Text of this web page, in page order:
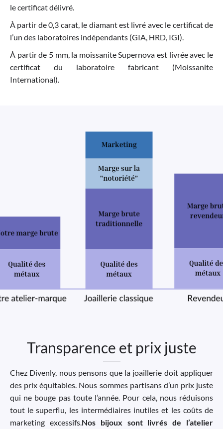
le certificat délivré.
À partir de 0,3 carat, le diamant est livré avec le certificat de
l’un des laboratoires indépendants (GIA, HRD, IGI).
À partir de 5 mm, la moissanite Supernova est livrée avec le
certificat du laboratoire fabricant (Moissanite
International).
Transparence et prix juste
Chez Divenly, nous pensons que la joaillerie doit appliquer
des prix équitables. Nous sommes partisans d’un prix juste
qui ne bouge pas toute l’année. Pour cela, nous réduisons
tout le superflu, les intermédiaires inutiles et les coûts de
marketing excessifs. Nos bijoux sont livrés de l’atelier